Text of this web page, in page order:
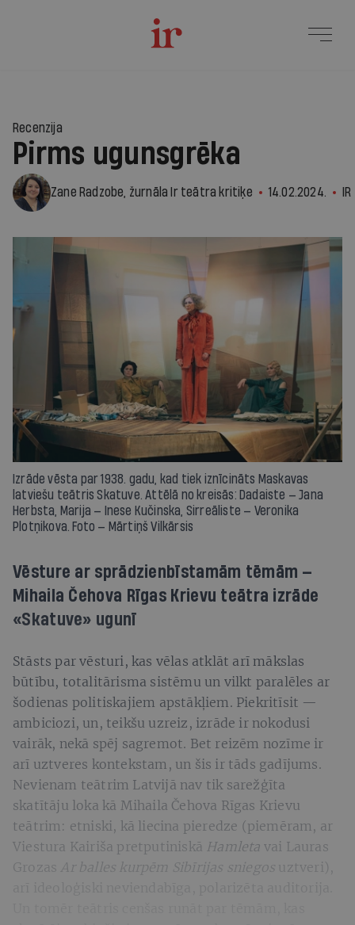
Recenzija
Pirms ugunsgrēka
Zane Radzobe, žurnāla Ir teātra kritiķe 14.02.2024. IR
Izrāde vēsta par 1938. gadu, kad tiek iznīcināts Maskavas
latviešu teātris Skatuve. Attēlā no kreisās: Dadaiste — Jana
Herbsta, Marija — Inese Kučinska, Sirreāliste — Veronika
Plotņikova. Foto — Mārtiņš Vilkārsis
Vēsture ar sprādzienbīstamām tēmām —
Mihaila Čehova Rīgas Krievu teātra izrāde
«Skatuve» ugunī
Stāsts par vēsturi, kas vēlas atklāt arī mākslas
būtību, totalitārisma sistēmu un vilkt paralēles ar
šodienas politiskajiem apstākļiem. Piekritīsit —
ambiciozi, un, teikšu uzreiz, izrāde ir nokodusi
vairāk, nekā spēj sagremot. Bet reizēm nozīme ir
arī uztveres kontekstam, un šis ir tāds gadījums.
Nevienam teātrim Latvijā nav tik sarežģīta
skatītāju loka kā Mihaila Čehova Rīgas Krievu
teātrim: etniski, kā liecina pieredze (piemēram, ar
Viestura Kairiša pretputiniskā Hamleta vai Lauras
Grozas
Ar balles kurpēm Sibīrijas sniegos uztveri),